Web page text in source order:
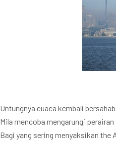
Untungnya cuaca kembali
Mila mencoba mengarungi
Bagi yang sering menyaksikan the